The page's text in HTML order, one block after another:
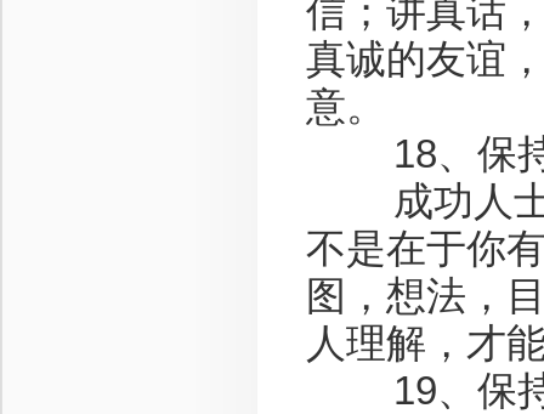
信；讲真话
真诚的友谊
意。
18、保持
成功人士
不是在于你
图，想法，
人理解，才
19、保持